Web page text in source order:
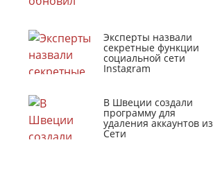
Эксперты назвали
секретные функции
социальной сети
Instagram
В Швеции создали
программу для
удаления аккаунтов из
Сети